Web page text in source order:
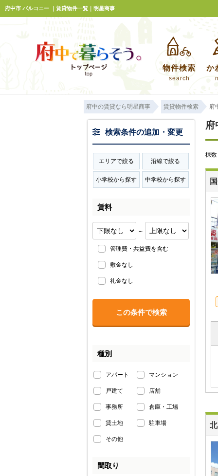
府中市 バルコニー ｜賃貸物件一覧｜明星商事
物件検索
search
か
府中の賃貸なら明星商事 賃貸物件検索 府
府
棟数
検索条件の追加・変更
エリアで絞る 沿線で絞る
小学校から探す 中学校から探す
賃料
～
管理費・共益費を含む
敷金なし
礼金なし
種別
アパート マンション
戸建て 店舗
事務所 倉庫・工場
貸土地 駐車場
その他
間取り